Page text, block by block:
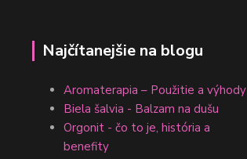
Najčítanejšie na blogu
Aromaterapia – Použitie a výhody
Biela šalvia - Balzam na dušu
Orgonit - čo to je, história a
benefity